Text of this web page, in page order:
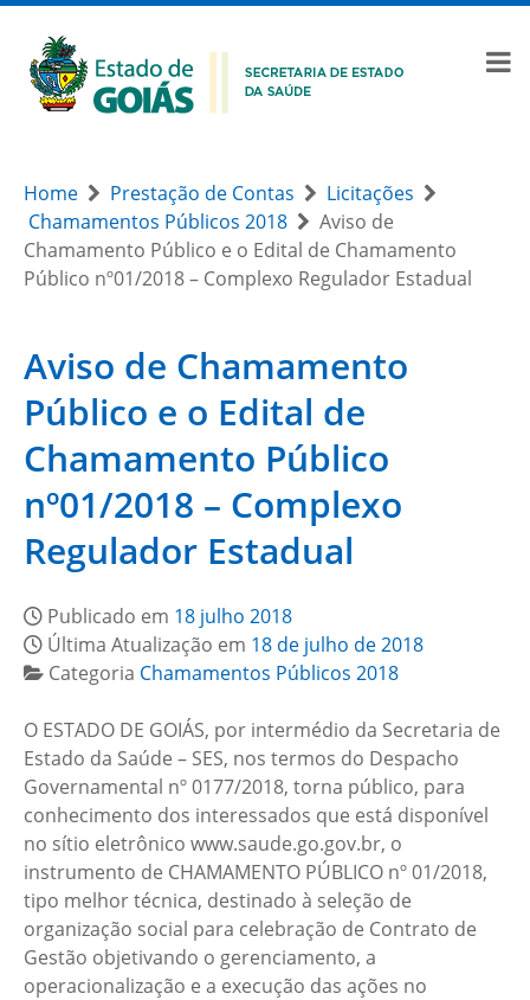
Home Prestação de Contas
Licitações
Chamamentos Públicos 2018
Aviso de
Chamamento Público e o Edital de Chamamento
Público nº01/2018 – Complexo Regulador Estadual
Aviso de Chamamento
Público e o Edital de
Chamamento Público
nº01/2018 – Complexo
Regulador Estadual
Publicado em 18 julho 2018
Última Atualização em 18 de julho de 2018
Categoria Chamamentos Públicos 2018
O ESTADO DE GOIÁS, por intermédio da Secretaria de
Estado da Saúde – SES, nos termos do Despacho
Governamental nº 0177/2018, torna público, para
conhecimento dos interessados que está disponível
no sítio eletrônico www.saude.go.gov.br, o
instrumento de CHAMAMENTO PÚBLICO nº 01/2018,
tipo melhor técnica, destinado à seleção de
organização social para celebração de Contrato de
Gestão objetivando o gerenciamento, a
operacionalização e a execução das ações no